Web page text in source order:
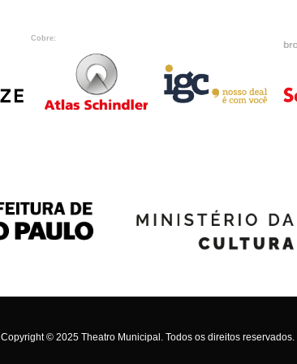
Cobre:
Copyright © 2025 Theatro Municipal. Todos os direitos reservados.